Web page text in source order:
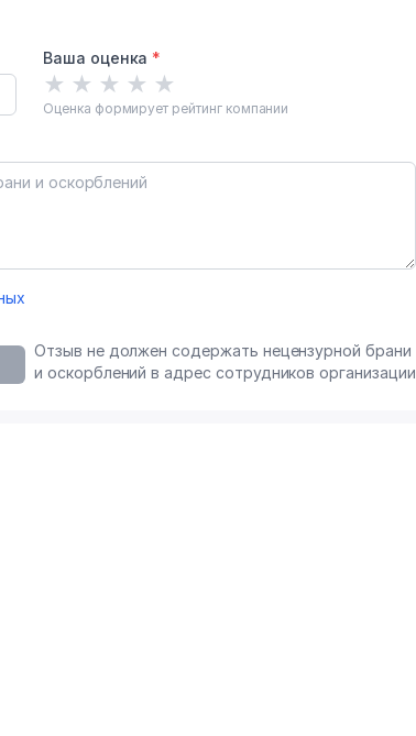
Ваша оценка *
★ ★ ★ ★ ★
Оценка формирует рейтинг компании
Отзыв не должен содержать нецензурной брани
и оскорблений в адрес сотрудников организации